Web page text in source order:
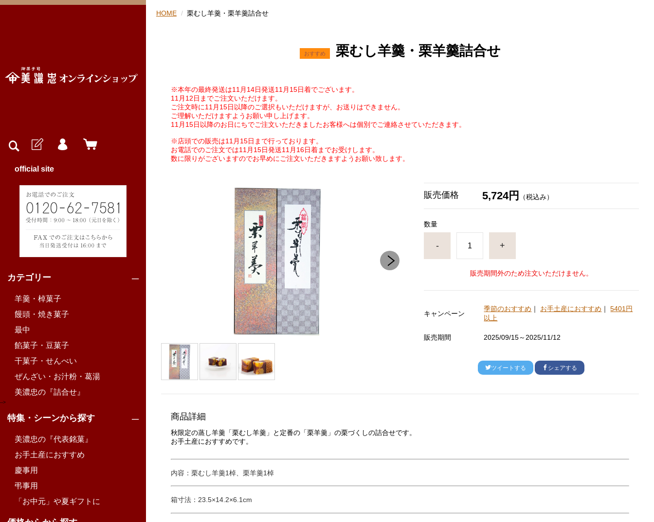
official site
カテゴリー
羊羹・棹菓子
饅頭・焼き菓子
最中
餡菓子・豆菓子
干菓子・せんべい
ぜんざい・お汁粉・葛湯
美濃忠の『詰合せ』
-->
特集・シーンから探す
美濃忠の『代表銘菓』
お手土産におすすめ
慶事用
弔事用
「お中元」や夏ギフトに
HOME 栗むし羊羹・栗羊羹詰合せ
栗むし羊羹・栗羊羹詰合せ
※本年の最終発送は11 月14日発送11 月15日着でございます。
11月12日までご注文いただけます。
ご注文時に11 月15日以降のご選択もいただけますが、お送りはできません。
ご理解いただけますようお願い申し上げます。
11月15日以降のお日にちでご注文いただきましたお客様へは個別でご連絡させていただきます。
※店頭での販売は11月15日まで行っております。
お電話でのご注文では11月15日発送11月16日着までお受けします。
数に限りがございますのでお早めにご注文いただきますようお願い致します。
販売価格 5,724円 （税込み）
数量
- +
販売期間外のため注文いただけません。
キャンペーン
季節のおすすめ ｜ お手土産におすすめ ｜5401円
以上
販売期間 2025/09/15～2025/11/12
ツイートする シェアする
商品詳細
秋限定の蒸し羊羹「栗むし羊羹」と定番の「栗羊羹」の栗づくしの詰合せです。
お手土産におすすめです。
内容：栗むし羊羹1棹、栗羊羹1棹
箱寸法：23.5×14.2×6.1cm